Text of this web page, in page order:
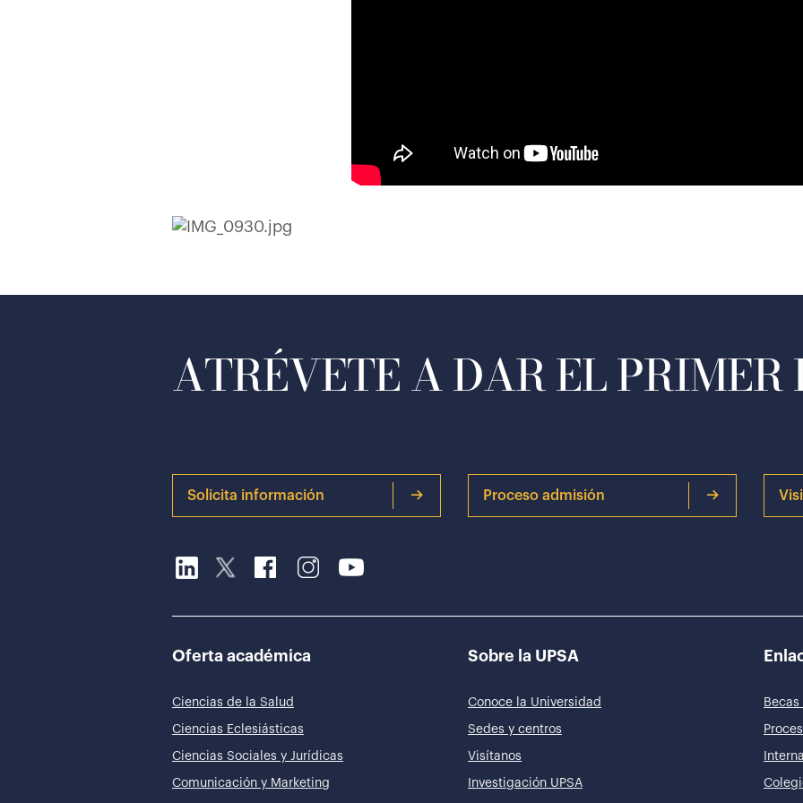
ATRÉVETE A DAR EL PRIMER
Solicita información Proceso admisión
Oferta académica
Ciencias de la Salud
Ciencias Eclesiásticas
Ciencias Sociales y Jurídicas
Comunicación y Marketing
Sobre la UPSA
Conoce la Universidad
Sedes y centros
Visítanos
Investigación UPSA